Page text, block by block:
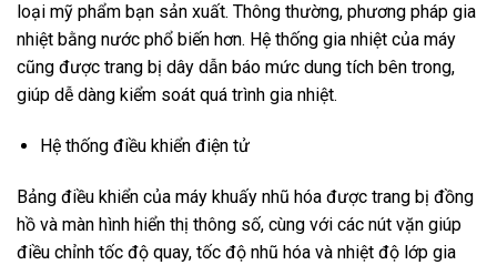
loại mỹ phẩm bạn sản xuất. Thông thường, phương pháp gia
nhiệt bằng nước phổ biến hơn. Hệ thống gia nhiệt của máy
cũng được trang bị dây dẫn báo mức dung tích bên trong,
giúp dễ dàng kiểm soát quá trình gia nhiệt.
Hệ thống điều khiển điện tử
Bảng điều khiển của máy khuấy nhũ hóa được trang bị đồng
hồ và màn hình hiển thị thông số, cùng với các nút vặn giúp
điều chỉnh tốc độ quay, tốc độ nhũ hóa và nhiệt độ lớp gia